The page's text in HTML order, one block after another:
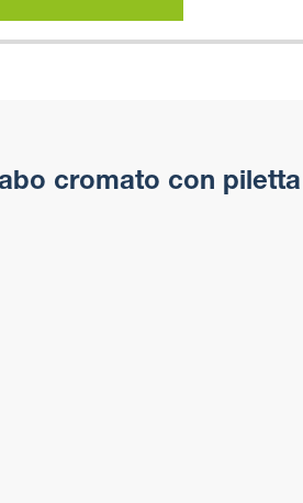
cromato con piletta